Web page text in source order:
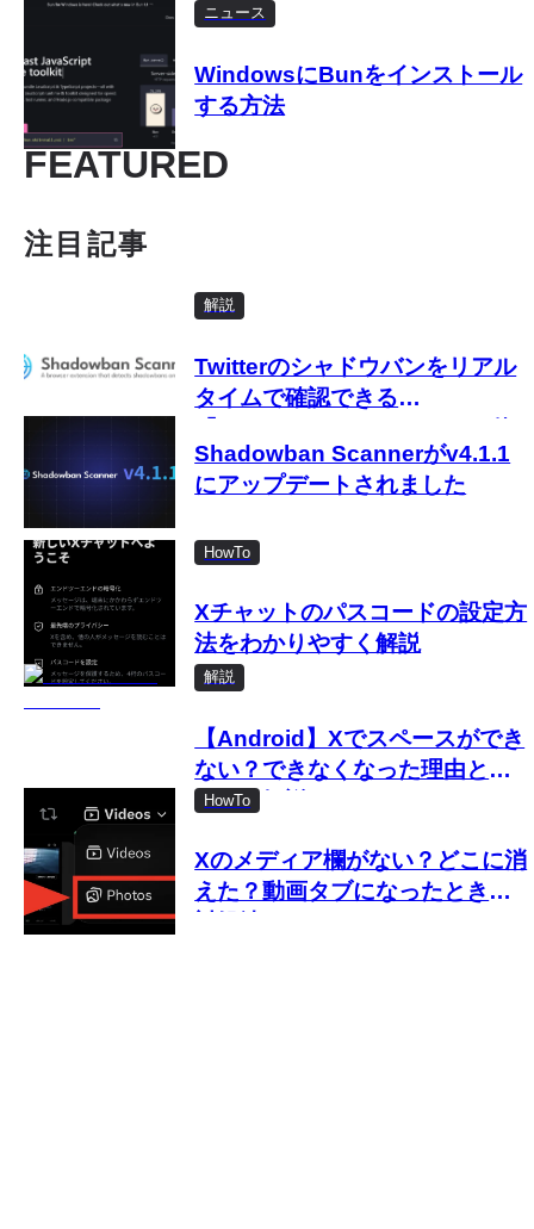
ようにする方法
ニュース
WindowsにBunをインストール
する方法
FEATURED
注目記事
解説
Twitterのシャドウバンをリアル
タイムで確認できる
い方
Shadowban Scannerがv4.1.1
にアップデートされました
HowTo
Xチャットのパスコードの設定方
法をわかりやすく解説
解説
【Android】Xでスペースができ
ない？できなくなった理由と対
処法を解説
HowTo
Xのメディア欄がない？どこに消
えた？動画タブになったときの